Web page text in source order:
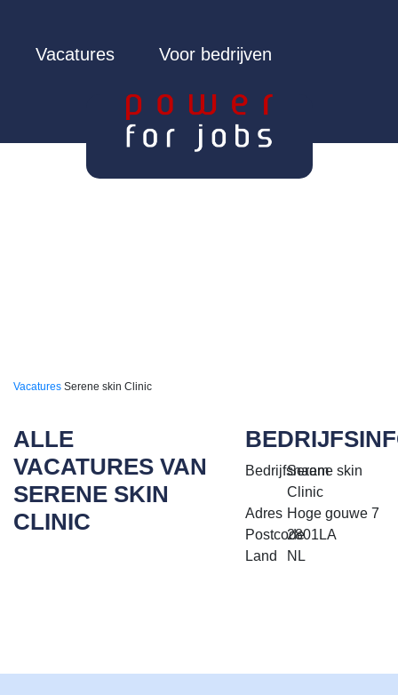
Vacatures Voor bedrijven
Vacatures Serene skin Clinic
ALLE
VACATURES VAN
SERENE SKIN
CLINIC
Bedrijfsnaam
Serene skin
Clinic
Adres Hoge gouwe 7
Postcode2801LA
Land
NL